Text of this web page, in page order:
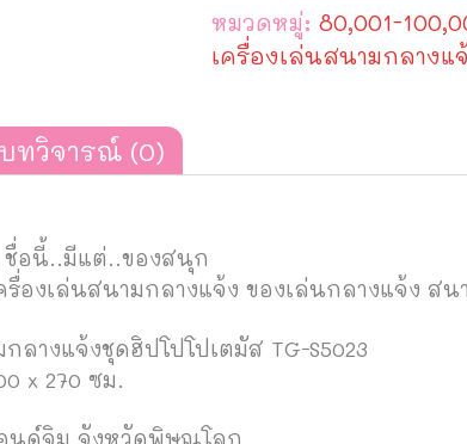
สนาม
กลาง
แจ้ง
หมวดหมู่: 80,001-
เครื่องเล่นสนามกลางแ
บทวิจารณ์ (0)
อนี้..มีแต่..ของสนุก
รื่องเล่นสนามกลางแจ้ง ของเล่นกลางแจ้ง สน
ลางแจ้งชุดฮิปโปโปเตมัส TG-S5023
x 270 ซม.
นด์จิม จังหวัดพิษณุโลก